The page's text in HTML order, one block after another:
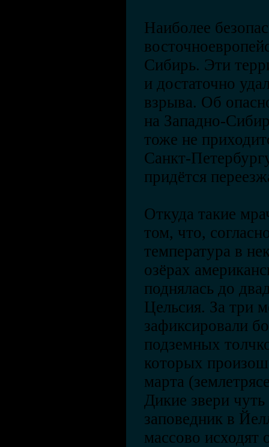
Наиболее
Сибирь. Эти
и достаточно
взрыва. Об
на Западно-
тоже не
Санкт-
придётся
Откуда такие
том, что,
температура в
озёрах
поднялась до
Цельсия. За три
зафиксировали
подземных
которых
марта
Дикие звери
заповедник в
массово исходят